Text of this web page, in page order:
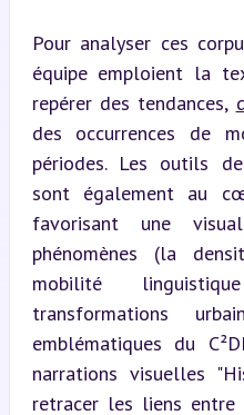
Pour analyser ces
équipe emploient la
repérer des tendances,
des occurrences de
périodes. Les outils
sont également au
favorisant une
phénomènes (la
mobilité
transformations
emblématiques du
narrations visuelles
retracer les liens entre